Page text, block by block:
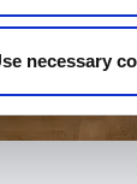
necessary